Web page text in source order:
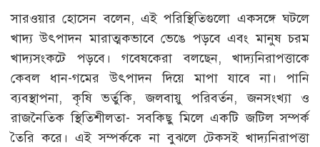
সারওয়ার হোসেন বলেন, এই পরিস্থিতিগুলো একসঙ্গে ঘটলে
খাদ্য উৎপাদন মারাত্মকভাবে ভেঙে পড়বে এবং মানুষ চরম
খাদ্যসংকটে পড়বে। গবেষকেরা বলছেন, খাদ্যনিরাপত্তাকে
কেবল ধান-গমের উৎপাদন দিয়ে মাপা যাবে না। পানি
ব্যবস্থাপনা, কৃষি ভর্তুকি, জলবায়ু পরিবর্তন, জনসংখ্যা ও
রাজনৈতিক স্থিতিশীলতা- সবকিছু মিলে একটি জটিল সম্পর্ক
তৈরি করে। এই সম্পর্ককে না বুঝলে টেকসই খাদ্যনিরাপত্তা